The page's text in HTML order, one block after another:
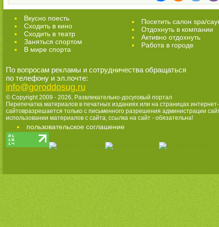
Вкусно поесть
Сходить в кино
Cходить в театр
Заняться спортом
В мире спорта
Посетить салон spa/
Отдохнуть в компании
Активно отдохнуть
Работа в городе
По вопросам рекламы и сотрудничества обращаться
по телефону и эл.почте:
info@goroddosug.ru
© Copyright 2009 - 2026, Развлекательно-досуговый портал
Перепечатка материалов в печатных изданиях или на страницах интернет-
сайтовразрешается только с письменного разрешения администрации
использовании материалов с сайта, ссылка на сайт - обязательна!
пользовательское соглашение